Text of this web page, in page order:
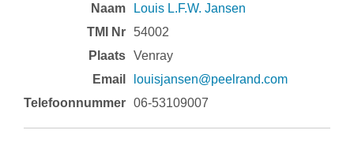
Louis L.F.W. Jansen
54002
Venray
louisjansen@peelrand.com
06-53109007